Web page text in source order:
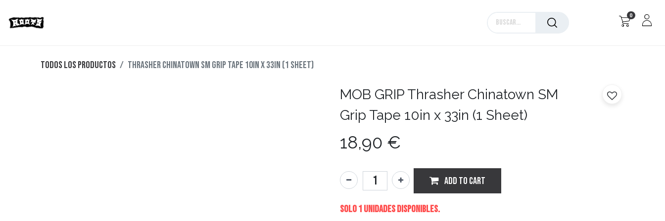
0
Todos los productos Thrasher Chinatown SM Grip Tape 10in x 33in (1 Sheet)
MOB GRIP Thrasher Chinatown SM
Grip Tape 10in x 33in (1 Sheet)
18,90 €
ADD TO CART
Solo 1 Unidades disponibles.